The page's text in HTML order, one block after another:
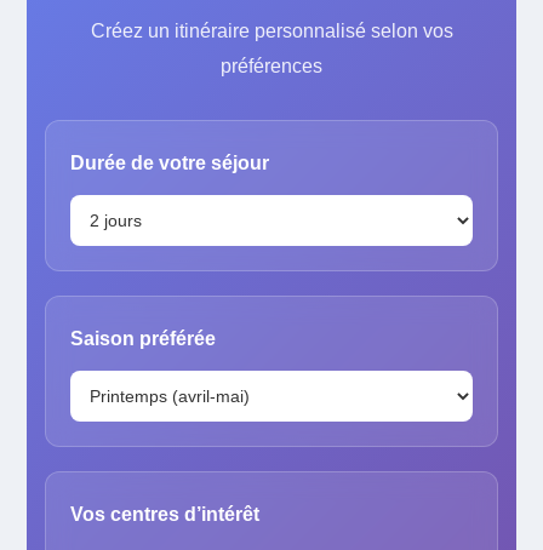
Créez un itinéraire personnalisé selon vos
préférences
Durée de votre séjour
Saison préférée
Vos centres d’intérêt